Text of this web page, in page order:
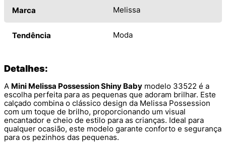
Marca Melissa
Tendência Moda
Detalhes:
A Mini Melissa Possession Shiny Baby modelo 33522 é a
escolha perfeita para as pequenas que adoram brilhar. Este
calçado combina o clássico design da Melissa Possession
com um toque de brilho, proporcionando um visual
encantador e cheio de estilo para as crianças. Ideal para
qualquer ocasião, este modelo garante conforto e segurança
para os pezinhos das pequenas.